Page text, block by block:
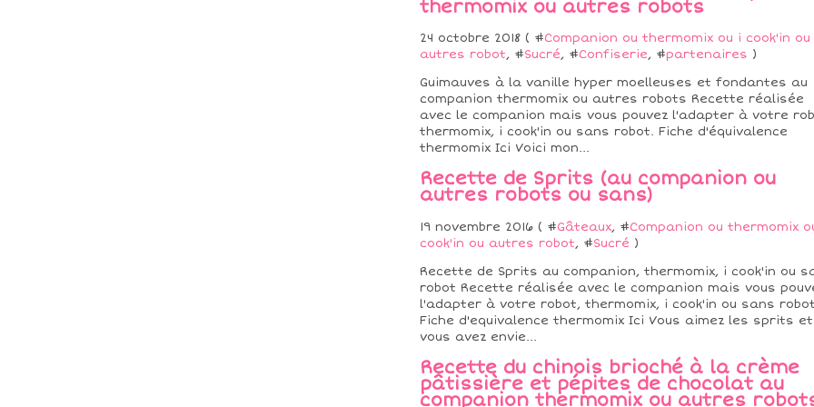
thermomix ou autres robots
24 octobre 2018 ( #Companion ou thermomix ou i cook'in ou
autres robot, #Sucré, #Confiserie, #partenaires )
Guimauves à la vanille hyper moelleuses et fondantes au
companion thermomix ou autres robots Recette réalisée
avec le companion mais vous pouvez l'adapter à votre
thermomix, i cook'in ou sans robot. Fiche d'équivalence
thermomix Ici Voici mon...
Recette de Sprits (au companion ou
autres robots ou sans)
19 novembre 2016 ( #Gâteaux, #Companion ou thermomix
cook'in ou autres robot, #Sucré )
Recette de Sprits au companion, thermomix, i cook'in ou
robot Recette réalisée avec le companion mais vous
l'adapter à votre robot, thermomix, i cook'in ou sans
Fiche d'equivalence thermomix Ici Vous aimez les sprits et
vous avez envie...
Recette du chinois brioché à la crème
pâtissière et pépites de chocolat au
companion thermomix ou autres